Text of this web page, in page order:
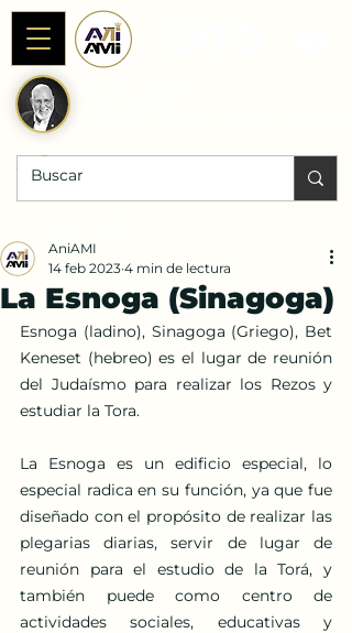
La Esnoga (Sinagoga)
AniAMI
14 feb 2023 4 min de lectura
Esnoga (ladino), Sinagoga (Griego), Bet
Keneset (hebreo) es el lugar de reunión
del Judaísmo para realizar los Rezos y
estudiar la Tora.
La Esnoga es un edificio especial, lo
especial radica en su función, ya que fue
diseñado con el propósito de realizar las
plegarias diarias, servir de lugar de
reunión para el estudio de la Torá, y
también puede como centro de
actividades sociales, educativas y